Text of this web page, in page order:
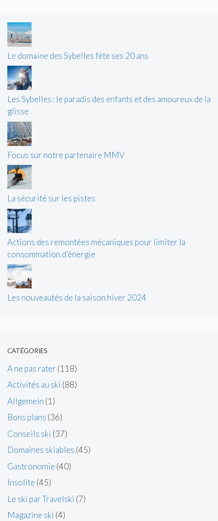
Le domaine des Sybelles fête ses 20 ans
Les Sybelles : le paradis des enfants et des amoureux de la
glisse
Focus sur notre partenaire MMV
La sécurité sur les pistes
Actions des remontées mécaniques pour limiter la
consommation d’énergie
Les nouveautés de la saison hiver 2024
CATÉGORIES
A ne pas rater (118)
Activités au ski (88)
Allgemein (1)
Bons plans (36)
Conseils ski (37)
Domaines skiables (45)
Gastronomie (40)
Insolite (45)
Le ski par Travelski (7)
Magazine ski (4)